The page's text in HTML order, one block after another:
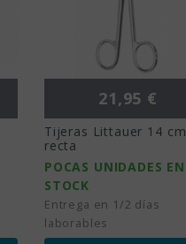
Precio
21,95 €
Tijeras Littauer 14 cm
recta
POCAS UNIDADES EN
STOCK
Entrega en 1/2 días
laborables